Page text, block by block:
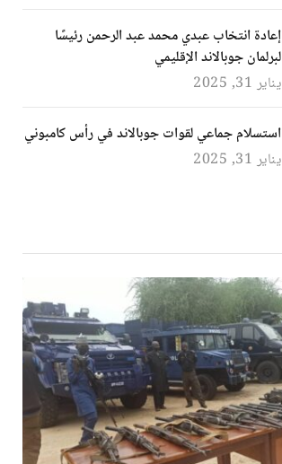
إعادة انتخاب عبدي محمد عبد الرحمن رئيسًا
لبرلمان جوبالاند الإقليمي
يناير 31, 2025
استسلام جماعي لقوات جوبالاند في رأس كامبوني
يناير 31, 2025